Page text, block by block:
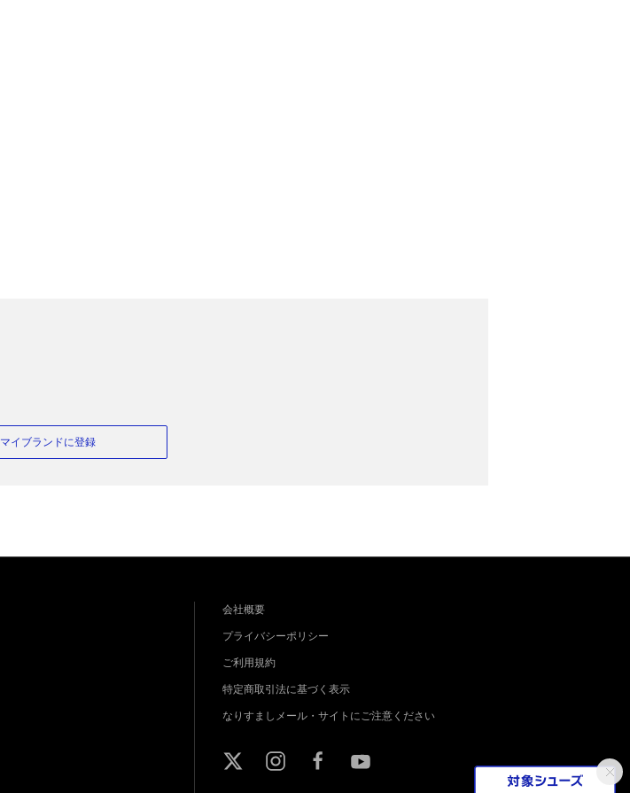
マイブランドに登録
会社概要
プライバシーポリシー
ご利用規約
特定商取引法に基づく表示
なりすましメール・サイトにご注意ください